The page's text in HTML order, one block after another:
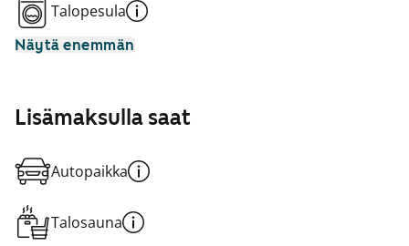
Talopesula
Näytä enemmän
Lisämaksulla saat
Autopaikka
Talosauna